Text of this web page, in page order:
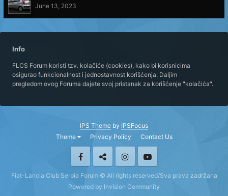
June 13, 2023
Info
FLCS Forum koristi tzv. kolačiće (cookies), kako bi korisnicima
osigurao funkcionalnost i jednostavnost korišćenja. Daljim
pregledom ovog Foruma dajete svoj pristanak za korišćenje "kolačića".
IPS Theme by IPSFocus
Theme
Privacy Policy Contact Us
Fiat-Lancia Club Serbia Forum © All rights reserved/Sva prava zadržana
Powered by Invision Community